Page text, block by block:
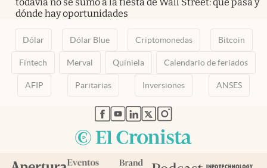
dónde hay oportunidades
Dólar Dólar Blue Criptomonedas Bitcoin
Fintech Merval Quiniela Calendario de feriados
AFIP Paritarias Inversiones ANSES
abre en nueva pestaña
abre en nueva pestaña
abre en nueva pestaña
abre en nueva pestaña
abre en nueva pestaña